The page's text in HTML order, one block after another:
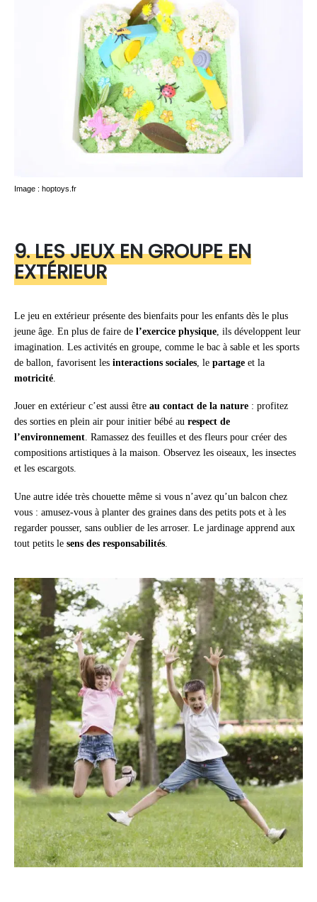
Image : hoptoys.fr
9. LES JEUX EN GROUPE EN
EXTÉRIEUR
Le jeu en extérieur présente des bienfaits pour les enfants dès le plus
jeune âge. En plus de faire de l’exercice physique , ils développent leur
imagination. Les activités en groupe, comme le bac à sable et les sports
de ballon, favorisent les interactions sociales , le partage et la
motricité
Jouer en extérieur c’est aussi être au contact de la nature : profitez
des sorties en plein air pour initier bébé au respect de
l’environnement. Ramassez des feuilles et des fleurs pour créer des
compositions artistiques à la maison. Observez les oiseaux, les insectes
et les escargots.
Une autre idée très chouette même si vous n’avez qu’un balcon chez
vous : amusez-vous à planter des graines dans des petits pots et à les
regarder pousser, sans oublier de les arroser. Le jardinage apprend aux
tout petits le sens des responsabilités